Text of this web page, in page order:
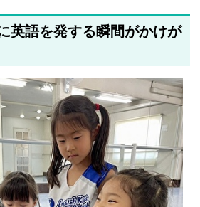
英語を発する瞬間がかけが